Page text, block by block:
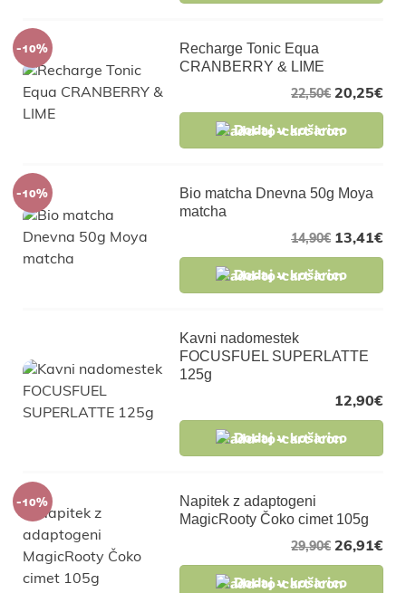
-10%
Recharge Tonic Equa
CRANBERRY & LIME
20,25€
22,50€
Dodaj v košarico
-10%
Bio matcha Dnevna 50g Moya
matcha
13,41€
14,90€
Dodaj v košarico
Kavni nadomestek
FOCUSFUEL SUPERLATTE
125g
12,90€
Dodaj v košarico
-10%
Napitek z adaptogeni
MagicRooty Čoko cimet 105g
26,91€
29,90€
Dodaj v košarico